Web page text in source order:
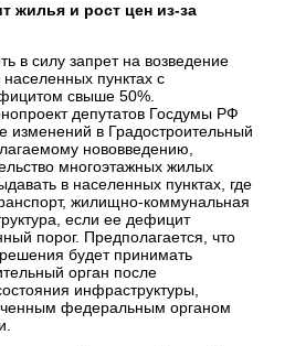
жилья и рост цен из-за
в силу запрет на возведение
пунктах с
свыше 50%.
депутатов Госдумы РФ
изменений в Градостроительный
нововведению,
многоэтажных жилых
в населенных пунктах, где
жилищно-коммунальная
если ее дефицит
порог. Предполагается, что
будет принимать
орган после
инфраструктуры,
федеральным органом